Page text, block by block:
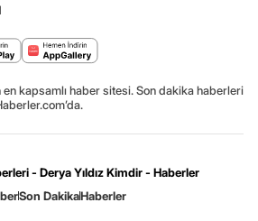
en kapsamlı haber sitesi. Son dakika haberleri
- Derya Yıldız Kimdir - Haberler
Son DakikaHaberler